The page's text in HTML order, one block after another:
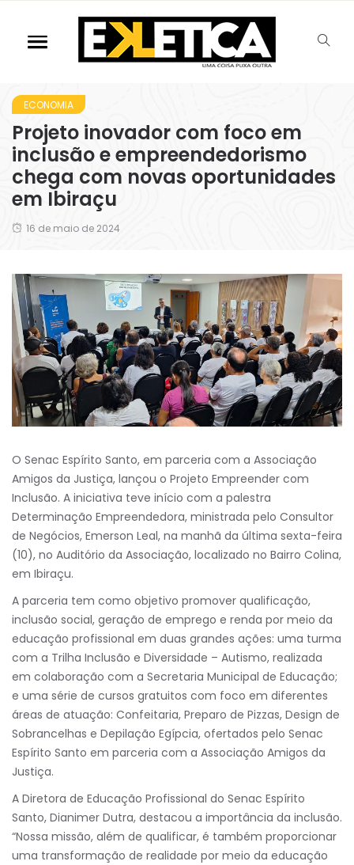
ECONOMIA
Projeto inovador com foco em
inclusão e empreendedorismo
chega com novas oportunidades
em Ibiraçu
16 de maio de 2024
O Senac Espírito Santo, em parceria com a Associação
Amigos da Justiça, lançou o Projeto Empreender com
Inclusão. A iniciativa teve início com a palestra
Determinação Empreendedora, ministrada pelo Consultor
de Negócios, Emerson Leal, na manhã da última sexta-feira
(10), no Auditório da Associação, localizado no Bairro Colina,
em Ibiraçu.
A parceria tem como objetivo promover qualificação,
inclusão social, geração de emprego e renda por meio da
educação profissional em duas grandes ações: uma turma
com a Trilha Inclusão e Diversidade – Autismo, realizada
em colaboração com a Secretaria Municipal de Educação;
e uma série de cursos gratuitos com foco em diferentes
áreas de atuação: Confeitaria, Preparo de Pizzas, Design de
Sobrancelhas e Depilação Egípcia, ofertados pelo Senac
Espírito Santo em parceria com a Associação Amigos da
Justiça.
A Diretora de Educação Profissional do Senac Espírito
Santo, Dianimer Dutra, destacou a importância da inclusão.
“Nossa missão, além de qualificar, é também proporcionar
uma transformação de realidade por meio da educação